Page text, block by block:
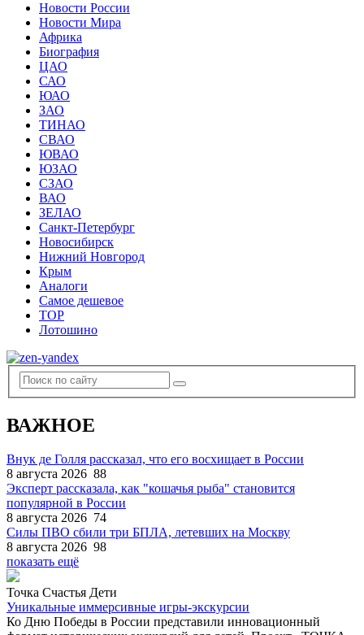
Новости России
Новости Мира
Африка
Биография
ЦАО
САО
ЮАО
ЗАО
ТИНАО
СВАО
ЮВАО
ЮЗАО
СЗАО
ВАО
ЗЕЛАО
Санкт-Петербург
Новосибирск
Нижний Новгород
Крым
Аналоги
Самое дешевое
TOP
Лотошино
ВАЖНОЕ
Внук де Голля рассказал, что его восхищает в России
8 августа 2026 88
Эксперт рассказала, как "кошачья рыба" становится
популярной в России
8 августа 2026 74
Силы ПВО сбили три БПЛА, летевших на Москву
8 августа 2026 98
показать ещё
Точка Счастья Дети
Уникальные иммерсивные игры-экскурсии
Ко Дню Победы в России представили инновационный